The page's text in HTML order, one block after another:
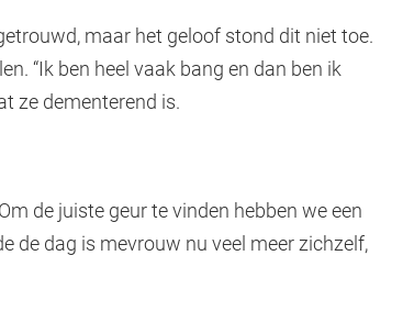
maar het geloof stond dit niet toe.
“Ik ben heel vaak bang en dan ben ik
ze dementerend is.
de juiste geur te vinden hebben we een
de dag is mevrouw nu veel meer zichzelf,